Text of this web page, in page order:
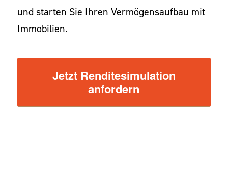
und starten Sie Ihren Vermögensaufbau mit
Immobilien.
Jetzt Renditesimulation
anfordern